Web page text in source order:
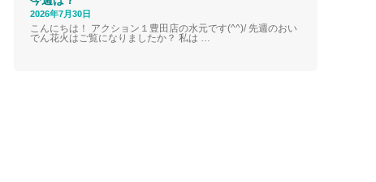
2026年7月30日
こんにちは！ アクション１豊田店の水元です(^^)/ 先週のおい
でん花火はご覧になりましたか？ 私は …